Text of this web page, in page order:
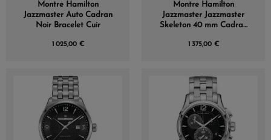
Montre Hamilton
Jazzmaster Auto Cadran
Noir Bracelet Cuir
1 025,00 €
Montre Hamilton
Jazzmaster Jazzmaster
Skeleton 40 mm Cadran
1 375,00 €